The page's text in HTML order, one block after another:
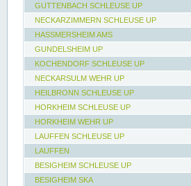
GUTTENBACH SCHLEUSE UP
NECKARZIMMERN SCHLEUSE UP
HASSMERSHEIM AMS
GUNDELSHEIM UP
KOCHENDORF SCHLEUSE UP
NECKARSULM WEHR UP
HEILBRONN SCHLEUSE UP
HORKHEIM SCHLEUSE UP
HORKHEIM WEHR UP
LAUFFEN SCHLEUSE UP
LAUFFEN
BESIGHEIM SCHLEUSE UP
BESIGHEIM SKA